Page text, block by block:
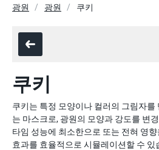
광원
광원 쿠키
쿠키
쿠키는 특정 모양이나 컬러의 그림자
는 마스크로, 광원의 모양과 강도를 변
타임 성능에 최소한으로 또는 전혀 영
효과를 효율적으로 시뮬레이션할 수 있